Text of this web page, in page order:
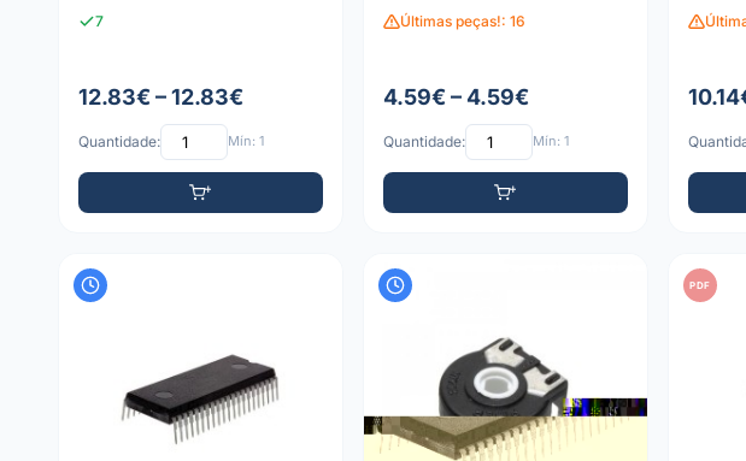
7
12.83€ – 12.83€
Quantidade: Mín: 1
Últimas peças!: 16
4.59€ – 4.59€
Quantidade: Mín: 1
PDF